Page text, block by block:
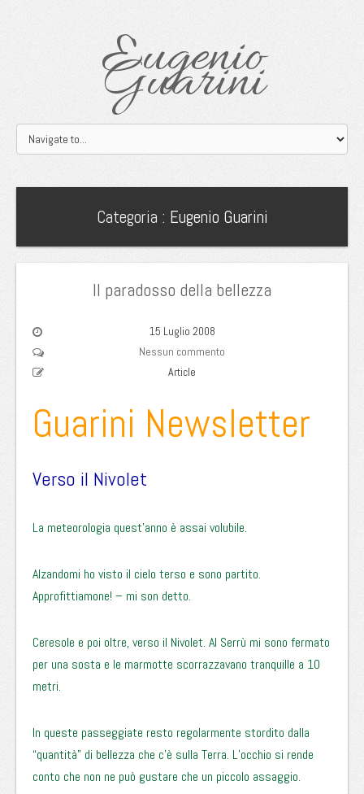
Eugenio
Guarini
Categoria : Eugenio Guarini
Il paradosso della bellezza
15 Luglio 2008
Nessun commento
Article
Guarini Newsletter
Verso il Nivolet
La meteorologia quest’anno è assai volubile.
Alzandomi ho visto il cielo terso e sono partito.
Approfittiamone! – mi son detto.
Ceresole e poi oltre, verso il Nivolet. Al Serrù mi sono fermato
per una sosta e le marmotte scorrazzavano tranquille a 10
metri.
In queste passeggiate resto regolarmente stordito dalla
“quantità” di bellezza che c’è sulla Terra. L’occhio si rende
conto che non ne può gustare che un piccolo assaggio.